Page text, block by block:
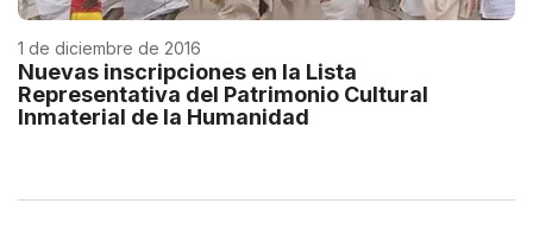
1 de diciembre de 2016
Nuevas inscripciones en la Lista
Representativa del Patrimonio Cultural
Inmaterial de la Humanidad